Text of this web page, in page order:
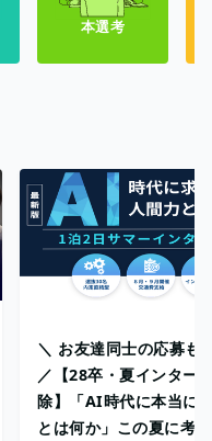
本選考
＼ お友達同士の応募も
／【28卒・夏インター
除】「AI時代に本当に
とは何か」この夏に考